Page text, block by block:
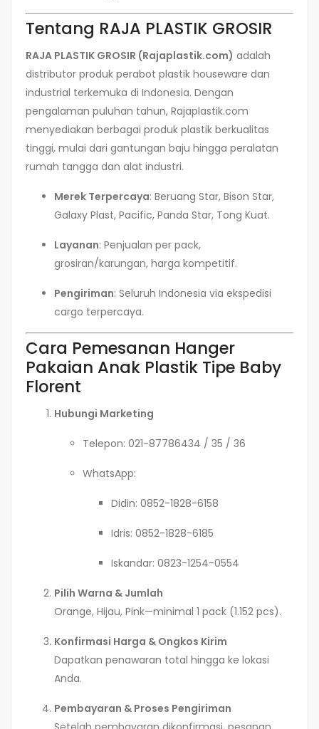
Tentang RAJA PLASTIK GROSIR
RAJA PLASTIK GROSIR (Rajaplastik.com) adalah
distributor produk perabot plastik houseware dan
industrial terkemuka di Indonesia. Dengan
pengalaman puluhan tahun, Rajaplastik.com
menyediakan berbagai produk plastik berkualitas
tinggi, mulai dari gantungan baju hingga peralatan
rumah tangga dan alat industri.
Merek Terpercaya: Beruang Star, Bison Star,
Galaxy Plast, Pacific, Panda Star, Tong Kuat.
Layanan: Penjualan per pack,
grosiran/karungan, harga kompetitif.
Pengiriman: Seluruh Indonesia via ekspedisi
cargo terpercaya.
Cara Pemesanan Hanger
Pakaian Anak Plastik Tipe Baby
Florent
Hubungi Marketing
Telepon: 021-87786434 / 35 / 36
WhatsApp:
Didin: 0852-1828-6158
Idris: 0852-1828-6185
Iskandar: 0823-1254-0554
Pilih Warna & Jumlah
Orange, Hijau, Pink—minimal 1 pack (1.152 pcs).
Konfirmasi Harga & Ongkos Kirim
Dapatkan penawaran total hingga ke lokasi
Anda.
Pembayaran & Proses Pengiriman